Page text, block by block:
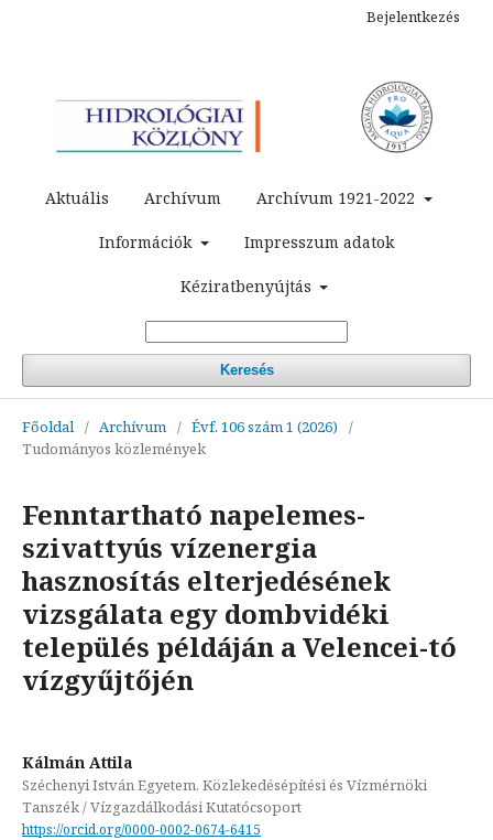
Aktuális Archívum Archívum 1921-2022
Információk Impresszum adatok
Kéziratbenyújtás
Keresés
Bejelentkezés
Főoldal / Archívum / Évf. 106 szám 1 (2026)
/
Tudományos közlemények
Fenntartható napelemes-
szivattyús vízenergia
hasznosítás elterjedésének
vizsgálata egy dombvidéki
település példáján a Velencei-tó
vízgyűjtőjén
Kálmán Attila
Széchenyi István Egyetem, Közlekedésépítési és Vízmérnöki
Tanszék / Vízgazdálkodási Kutatócsoport
https://orcid.org/0000-0002-0674-6415